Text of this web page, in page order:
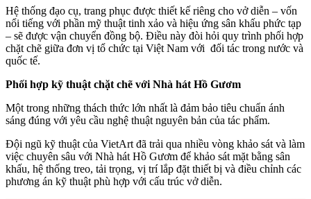
Hệ thống đạo cụ, trang phục được thiết kế riêng cho vở diễn – vốn
nổi tiếng với phần mỹ thuật tinh xảo và hiệu ứng sân khấu phức tạp
– sẽ được vận chuyển đồng bộ. Điều này đòi hỏi quy trình phối hợp
chặt chẽ giữa đơn vị tổ chức tại Việt Nam với đối tác trong nước và
quốc tế.
Phối hợp kỹ thuật chặt chẽ với Nhà hát Hồ Gươm
Một trong những thách thức lớn nhất là đảm bảo tiêu chuẩn ánh
sáng đúng với yêu cầu nghệ thuật nguyên bản của tác phẩm.
Đội ngũ kỹ thuật của VietArt đã trải qua nhiều vòng khảo sát và làm
việc chuyên sâu với Nhà hát Hồ Gươm để khảo sát mặt bằng sân
khấu, hệ thống treo, tải trọng, vị trí lắp đặt thiết bị và điều chỉnh các
phương án kỹ thuật phù hợp với cấu trúc vở diễn.